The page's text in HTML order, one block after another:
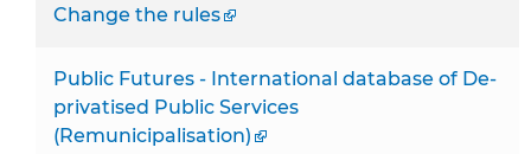
Change the rules
Public Futures - International database of De-
privatised Public Services
(Remunicipalisation)